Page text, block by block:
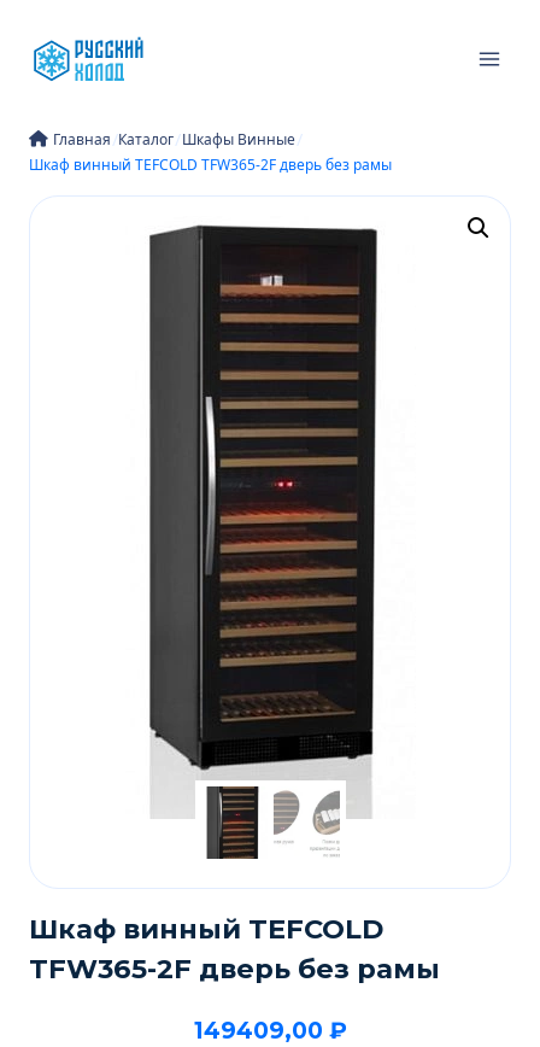
содержимому
Главная/Каталог/Шкафы Винные/
Шкаф винный TEFCOLD TFW365-2F дверь без рамы
Шкаф винный TEFCOLD
TFW365-2F дверь без рамы
149409,00 ₽